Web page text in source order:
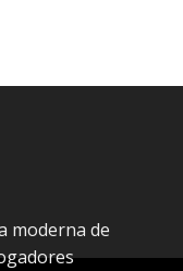
moderna de